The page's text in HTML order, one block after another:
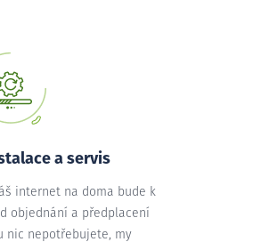
a servis
internet na doma bude k
objednání a předplacení
nic nepotřebujete, my